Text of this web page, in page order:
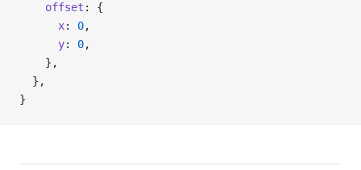
    offset
: {
      x
: 0,
      y
: 0,
    },
  },
}